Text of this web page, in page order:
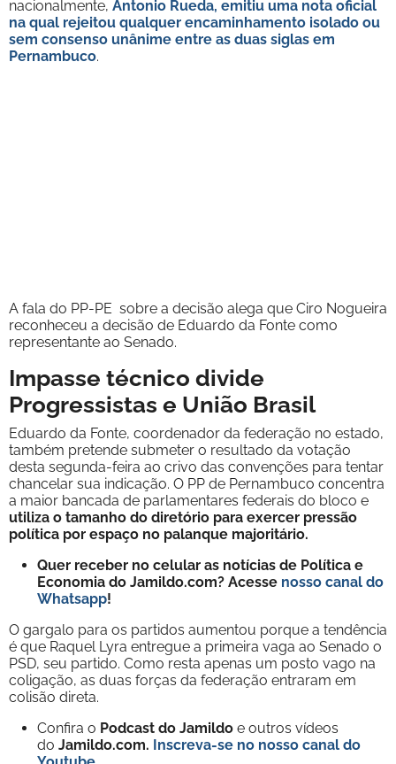
nacionalmente, Antonio Rueda, emitiu uma nota oficial
na qual rejeitou qualquer encaminhamento isolado ou
sem consenso unânime entre as duas siglas em
Pernambuco.
A fala do PP-PE sobre a decisão alega que Ciro Nogueira
reconheceu a decisão de Eduardo da Fonte como
representante ao Senado.
Impasse técnico divide
Progressistas e União Brasil
Eduardo da Fonte, coordenador da federação no estado,
também pretende submeter o resultado da votação
desta segunda-feira ao crivo das convenções para tentar
chancelar sua indicação. O PP de Pernambuco concentra
a maior bancada de parlamentares federais do bloco e
utiliza o tamanho do diretório para exercer pressão
política por espaço no palanque majoritário.
Quer receber no celular as notícias de Política e
Economia do Jamildo.com? Acesse nosso canal do
Whatsapp!
O gargalo para os partidos aumentou porque a tendência
é que Raquel Lyra entregue a primeira vaga ao Senado o
PSD, seu partido. Como resta apenas um posto vago na
coligação, as duas forças da federação entraram em
colisão direta.
Confira o Podcast do Jamildo e outros vídeos
do Jamildo.com. Inscreva-se no nosso canal do